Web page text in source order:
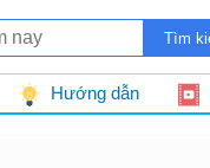
Hướng dẫn